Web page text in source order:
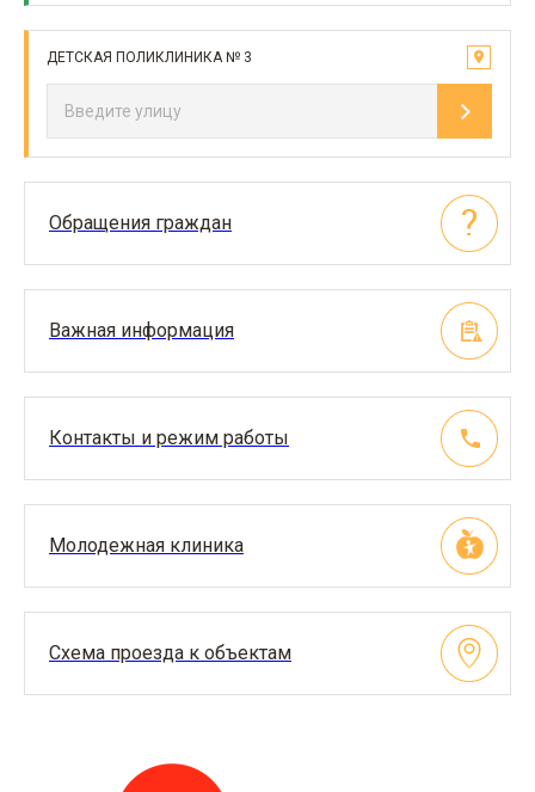
ДЕТСКАЯ ПОЛИКЛИНИКА № 3
Обращения граждан
Важная информация
Контакты и режим работы
Молодежная клиника
Схема проезда к объектам